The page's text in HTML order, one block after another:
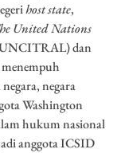
host state,
United Nations
dan
negara
Washington
hukum nasional
anggota ICSID